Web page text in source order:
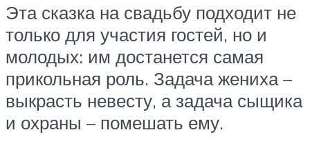
Эта сказка на свадьбу подходит не
только для участия гостей, но и
молодых: им достанется самая
прикольная роль. Задача жениха –
выкрасть невесту, а задача сыщика
и охраны – помешать ему.